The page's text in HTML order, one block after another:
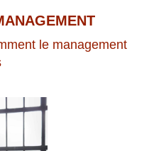
le management